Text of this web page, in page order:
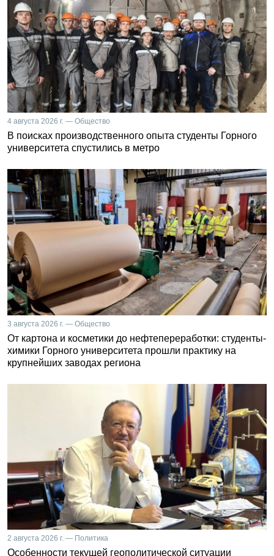
4 августа 2026 г. — Общество
В поисках производственного опыта студенты Горного
университета спустились в метро
3 августа 2026 г. — Общество
От картона и косметики до нефтепереработки: студенты-
химики Горного университета прошли практику на
крупнейших заводах региона
2 августа 2026 г. — Политика
Особенности текущей геополитической ситуации